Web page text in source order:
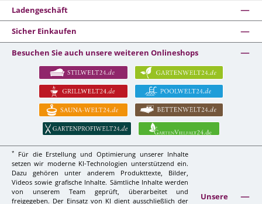
Ladengeschäft
Sicher Einkaufen
Besuchen Sie auch unsere weiteren Onlineshops
*
Für die Erstellung und Optimierung unserer Inhalte
setzen wir moderne KI-Technologien unterstützend ein.
Dazu gehören unter anderem Produkttexte, Bilder,
Videos sowie grafische Inhalte. Sämtliche Inhalte werden
von unserem Team geprüft, überarbeitet und
freigegeben. Der Einsatz von KI dient ausschließlich der
Unsere